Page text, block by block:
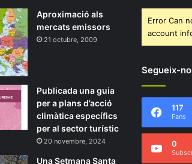
Aproximació als
mercats emissors
21 octubre, 2009
Publicada una guia
per a plans d’acció
climàtica específics
per al sector turístic
20 novembre, 2024
Una Setmana Santa
Error Can
account
Segueix-
117
Fans
0